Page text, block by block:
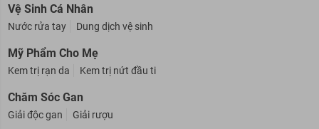
Vệ Sinh Cá Nhân
Nước rửa tay Dung dịch vệ sinh
Mỹ Phẩm Cho Mẹ
Kem trị rạn da Kem trị nứt đầu ti
Chăm Sóc Gan
Giải độc gan Giải rượu